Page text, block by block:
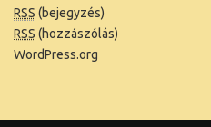
RSS (bejegyzés)
RSS (hozzászólás)
WordPress.org